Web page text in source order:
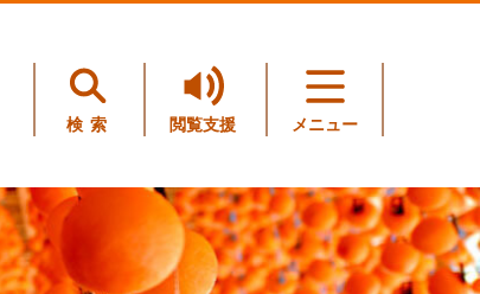
検索 閲覧支援 メニュー